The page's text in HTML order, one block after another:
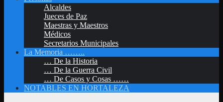
Alcaldes
Jueces de Paz
Maestras y Maestros
Médicos
Secretarios Municipales
La Memoria ……..
… De la Historia
… De la Guerra Civil
… De Casos y Cosas ……
NOTABLES EN HORTALEZA